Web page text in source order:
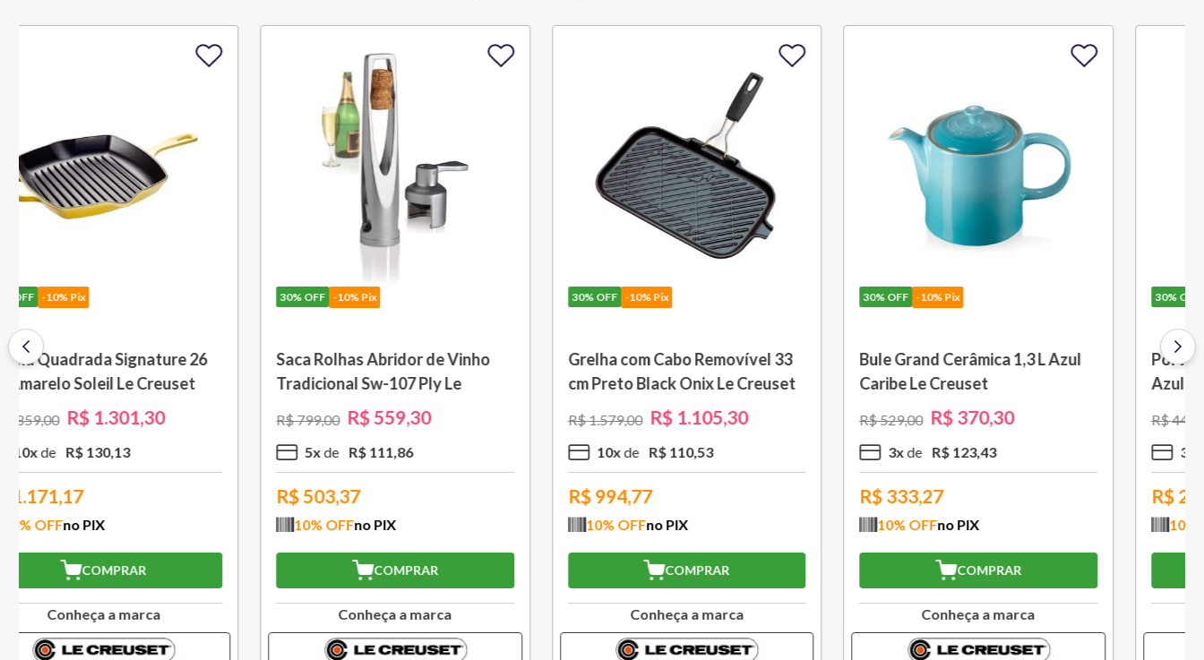
30%OFF
Saca Rolhas Abridor de Vinho
Tradicional Sw-107 Ply Le
Creuset
R$ 799 00 R$ 559
5x R$
R$ 503,37
10 % OFF
COMPRAR
Conheça a marca
30%OFF
Grelha com Cabo Removível 33
cm Preto Black Onix Le Creuset
R$1.579,00 R$
10x
R$
10 % OFF
COMPRAR
Conheça a marca
30%OFF
Bule Grand Cerâmica 1,3 L Azul
Caribe Le Creuset
R$ 529 00 R$ 370
3x R$
R$
10 % OFF
COMPRAR
Conheça a marca
30%OFF
Porta Utensílios Classic 2,3 L
Azul Marseille Le Creuset
R$449,00 R$
3x R$
R$
10 % OFF
COMPRAR
Conheça a marca